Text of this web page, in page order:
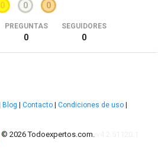
0 0 0
PREGUNTAS
0
SEGUIDORES
0
Blog Contacto Condiciones de uso
© 2026 Todoexpertos.com.